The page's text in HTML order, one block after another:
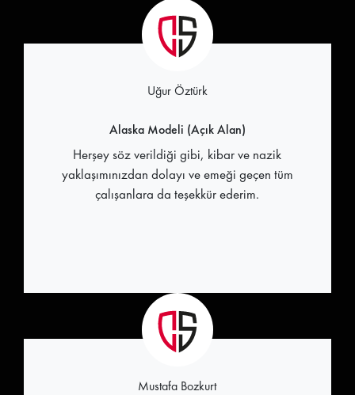
Uğur Öztürk
Alaska Modeli (Açık Alan)
Herşey söz verildiği gibi, kibar ve nazik
yaklaşımınızdan dolayı ve emeği geçen tüm
çalışanlara da teşekkür ederim.
Mustafa Bozkurt